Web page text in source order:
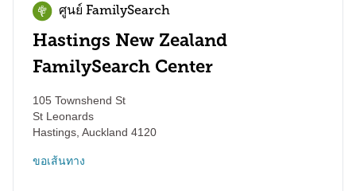
ศูนย์ FamilySearch
Hastings New Zealand
FamilySearch Center
105 Townshend St
St Leonards
Hastings Auckland 4120
ขอเส้นทาง